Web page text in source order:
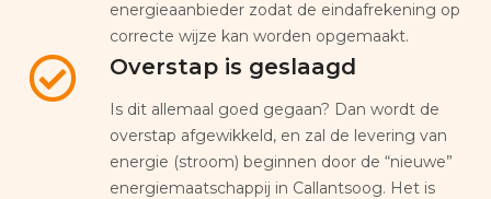
energieaanbieder zodat de eindafrekening op
correcte wijze kan worden opgemaakt.
Overstap is geslaagd
Is dit allemaal goed gegaan? Dan wordt de
overstap afgewikkeld, en zal de levering van
energie (stroom) beginnen door de “nieuwe”
energiemaatschappij in Callantsoog. Het is